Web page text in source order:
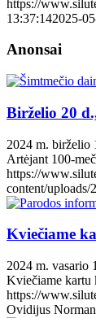
https://
13:37:142025-
Anonsai
Birželio 20
2024 m. birželio
Artėjant 100-
https://
content/uploads/
Kviečiame
2024 m. vasario
Kviečiame
https://
Ovidijus